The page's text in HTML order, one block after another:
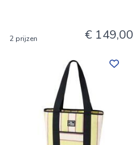
2 prijzen € 149,00